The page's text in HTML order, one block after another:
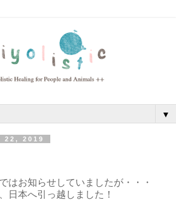
▼
22, 2019
はお知らせしていましたが・・・
日本へ引っ越しました！